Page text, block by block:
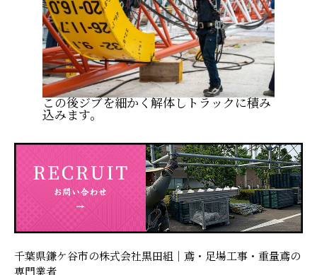
この後ジブを細かく解体しトラックに積み
込みます。
千葉県鎌ケ谷市の株式会社黒田組｜鳶・足場工事・重量鳶の
専門業者